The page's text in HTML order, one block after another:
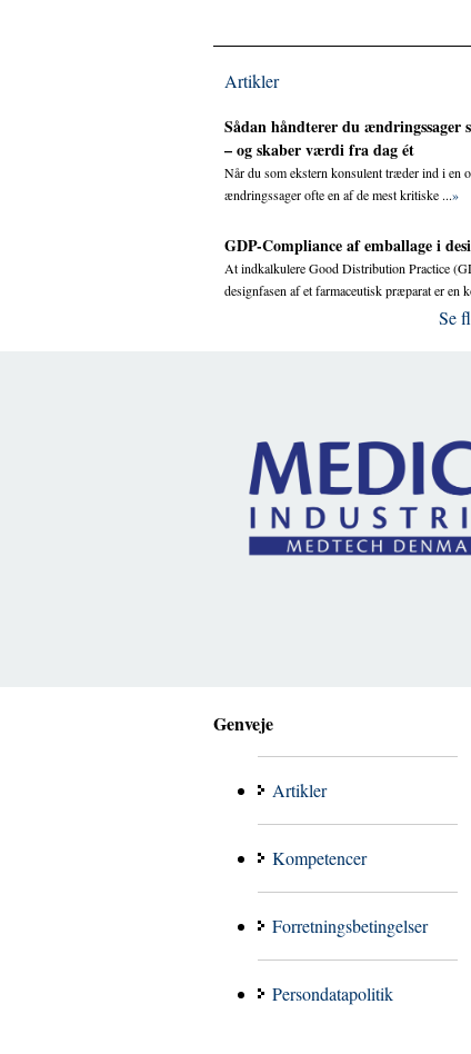
Artikler
Sådan håndterer du ændringssager
– og skaber værdi fra dag ét
Når du som ekstern konsulent træder ind i en
ændringssager ofte en af de mest kritiske ...»
GDP-Compliance af emballage i
At indkalkulere Good Distribution Practice
designfasen af et farmaceutisk præparat er en
Se
Genveje
Artikler
Kompetencer
Forretningsbetingelser
Persondatapolitik